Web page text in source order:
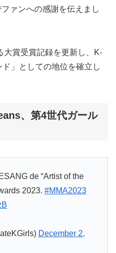
ァンへの感謝を伝えまし
大賞受賞記録を更新し、K-
」としての地位を確立し
、第4世代ガール
de “Artist of the
2023. #MMA2023
December 2,